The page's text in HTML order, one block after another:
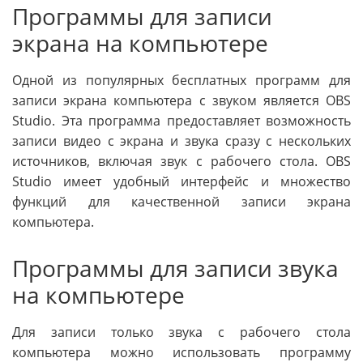
Программы для записи
экрана на компьютере
Одной из популярных бесплатных программ для
записи экрана компьютера с звуком является OBS
Studio. Эта программа предоставляет возможность
записи видео с экрана и звука сразу с нескольких
источников, включая звук с рабочего стола. OBS
Studio имеет удобный интерфейс и множество
функций для качественной записи экрана
компьютера.
Программы для записи звука
на компьютере
Для записи только звука с рабочего стола
компьютера можно использовать программу